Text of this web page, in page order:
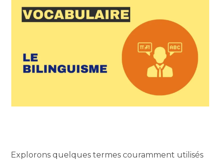
Explorons quelques termes couramment utilisés